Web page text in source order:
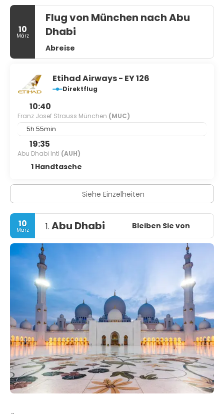
10
März
Flug von München nach Abu
Dhabi
Abreise
Etihad Airways - EY 126
Direktflug
10:40
Franz Josef Strauss München (MUC)
5h 55min
19:35
Abu Dhabi Intl (AUH)
1 Handtasche
Siehe Einzelheiten
10
März 1. Abu Dhabi Bleiben Sie von